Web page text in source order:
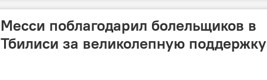
Месси поблагодарил болельщиков в
Тбилиси за великолепную поддержку